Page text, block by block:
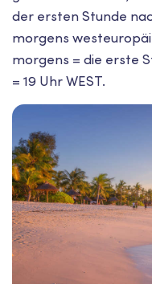
der ersten Stunde
morgens
morgens = die erste
= 19 Uhr WEST.